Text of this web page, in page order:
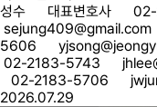
성수 대표변호사
5606
02-2183-5743
02-2183-5706
2026.07.29